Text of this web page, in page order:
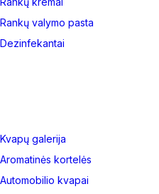
Rankų valymo pasta
Dezinfekantai
Kvapų galerija
Aromatinės kortelės
Automobilio kvapai